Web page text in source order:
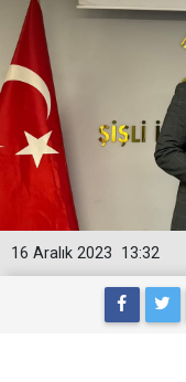
13:32
16 Aralık 2023